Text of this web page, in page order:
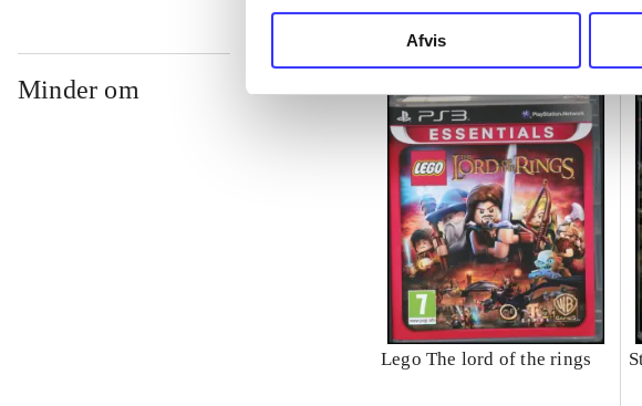
Afvis
Minder om
Lego The lord of the rings